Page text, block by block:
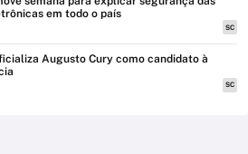
em todo o país
SC
Augusto Cury como candidato à
SC